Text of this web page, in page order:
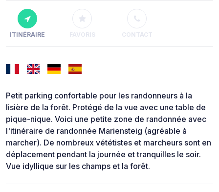
ITINÉRAIRE FAVORIS CONTACT
Petit parking confortable pour les randonneurs à la
lisière de la forêt. Protégé de la vue avec une table de
pique-nique. Voici une petite zone de randonnée avec
l'itinéraire de randonnée Mariensteig (agréable à
marcher). De nombreux vététistes et marcheurs sont en
déplacement pendant la journée et tranquilles le soir.
Vue idyllique sur les champs et la forêt.